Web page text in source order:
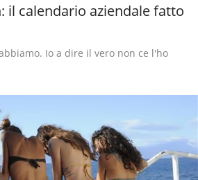
il calendario aziendale fatto
Io a dire il vero non ce l'ho